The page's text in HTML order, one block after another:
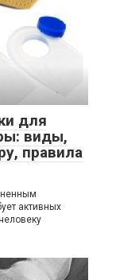
для
виды,
правила
активных